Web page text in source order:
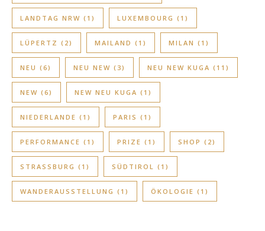
LANDTAG NRW (1) LUXEMBOURG (1)
LÜPERTZ (2) MAILAND (1) MILAN (1)
NEU (6) NEU NEW (3) NEU NEW KUGA (11)
NEW (6) NEW NEU KUGA (1)
NIEDERLANDE (1) PARIS (1)
PERFORMANCE (1) PRIZE (1) SHOP (2)
STRASSBURG (1) SÜDTIROL (1)
WANDERAUSSTELLUNG (1) ÖKOLOGIE (1)